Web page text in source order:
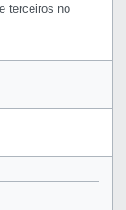
terceiros no